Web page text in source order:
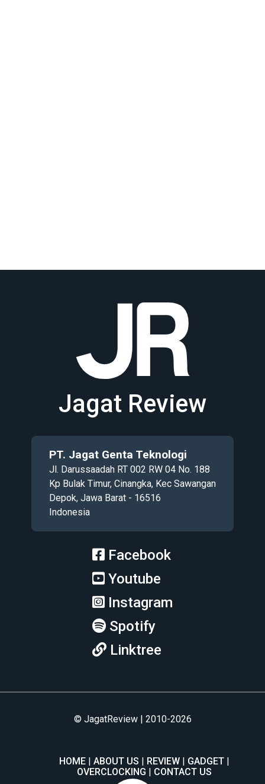
Jagat Review
PT. Jagat Genta Teknologi
Jl. Darussaadah RT 002 RW 04 No. 188
Kp Bulak Timur, Cinangka, Kec Sawangan
Depok, Jawa Barat - 16516
Indonesia
Facebook
Youtube
Instagram
Spotify
Linktree
© JagatReview | 2010-2026
HOME ABOUT US REVIEW
GADGET
OVERCLOCKING
CONTACT US